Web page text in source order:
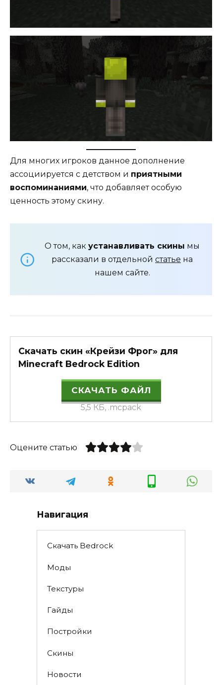
Для многих игроков данное дополнение
ассоциируется с детством и приятными
воспоминаниями, что добавляет особую
ценность этому скину.
О том, как устанавливать скины мы
рассказали в отдельной статье на
нашем сайте.
Скачать скин «Крейзи Фрог» для
Minecraft Bedrock Edition
СКАЧАТЬ ФАЙЛ
5,5 КБ, .mcpack
Оцените статью
Навигация
Скачать Bedrock
Моды
Текстуры
Гайды
Постройки
Скины
Новости